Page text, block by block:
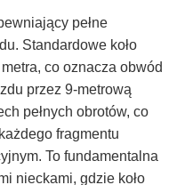
pełne
Standardowe koło
co oznacza obwód
przez 9-metrową
pełnych obrotów, co
fragmentu
To fundamentalna
nieckami, gdzie koło